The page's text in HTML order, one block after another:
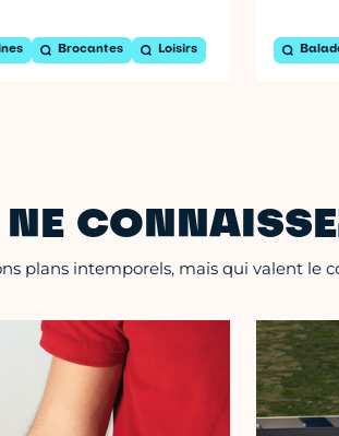
Brocantes Loisirs
plans intemporels, mais qui valent le